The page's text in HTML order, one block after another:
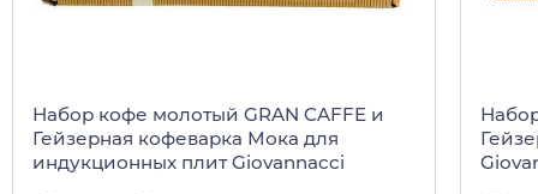
Набор кофе молотый GRAN CAFFE и
Гейзерная кофеварка Мока для
индукционных плит Giovannacci